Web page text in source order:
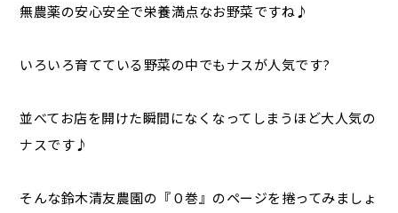
無農薬の安心安全で栄養満点なお野菜ですね♪
いろいろ育てている野菜の中でもナスが人気です?
並べてお店を開けた瞬間になくなってしまうほど大人気の
ナスです♪
そんな鈴木清友農園の『０巻』のページを捲ってみましょ